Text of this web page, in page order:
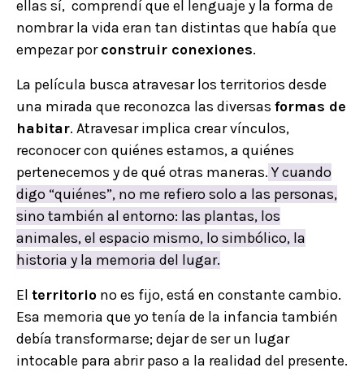
ellas sí, comprendí que el lenguaje y la forma de
nombrar la vida eran tan distintas que había que
empezar porconstruir conexiones.
La película busca atravesar los territorios desde
una mirada que reconozca las diversas formas de
habitar. Atravesar implica crear vínculos,
reconocer con quiénes estamos, a quiénes
pertenecemos y de qué otras maneras.Y cuando
digo “quiénes”, no me refiero solo a las personas,
sino también al entorno: las plantas, los
animales, el espacio mismo, lo simbólico, la
historia y la memoria del lugar.
El territorio no es fijo, está en constante cambio.
Esa memoria que yo tenía de la infancia también
debía transformarse; dejar de ser un lugar
intocable para abrir paso a la realidad del presente.